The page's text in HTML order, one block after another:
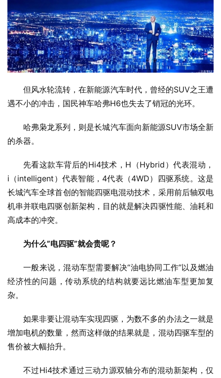
但风水轮流转，在新能源汽车时代，曾经的SUV之王遭
遇不小的冲击，国民神车哈弗H6也失去了销冠的光环。
哈弗枭龙系列，则是长城汽车面向新能源SUV市场全新
的杀器。
先看这款车背后的Hi4技术，H（Hybrid）代表混动，
i（intelligent）代表智能，4代表（4WD）四驱系统。这是
长城汽车全球首创的智能四驱电混动技术，采用前后轴双电
机串并联电四驱创新架构，目的就是解决四驱性能、油耗和
高成本的冲突。
为什么”电四驱”就会贵呢？
一般来说，混动车型需要解决“油电协同工作”以及燃油
经济性的问题，传动系统的结构就要远比燃油车型更加复
杂。
如果非要让混动车实现四驱，为数不多的办法之一就是
增加电机的数量，然而这样做的结果就是，混动四驱车型的
售价被大幅抬升。
不过Hi4技术通过三动力源双轴分布的混动新架构，仅